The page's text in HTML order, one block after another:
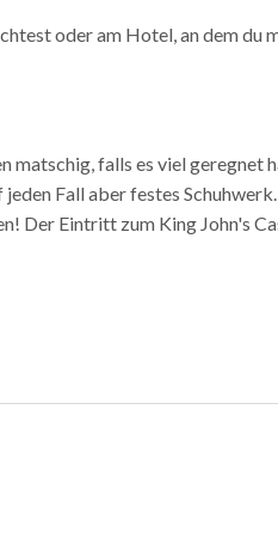
oder am Hotel, an dem du
matschig, falls es viel geregnet
Fall aber festes
Der Eintritt zum King John's